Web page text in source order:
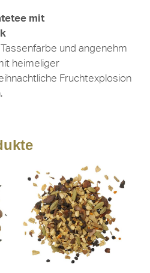
mit
und angenehm
heimeliger
Fruchtexplosion